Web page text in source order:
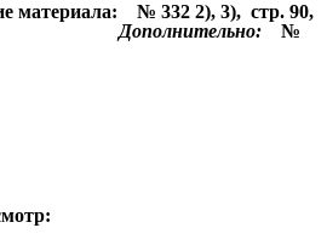
материала: № 332 2), 3), стр. 90,
№